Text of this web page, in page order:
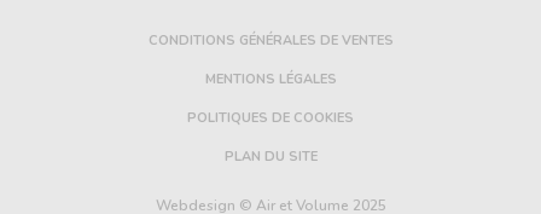
CONDITIONS GÉNÉRALES DE VENTES
MENTIONS LÉGALES
POLITIQUES DE COOKIES
PLAN DU SITE
Webdesign © Air et Volume 2025